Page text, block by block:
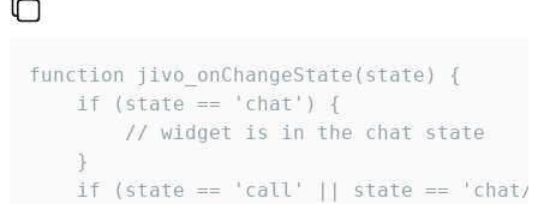
function jivo_onChangeState(state) {
    if (state == 'chat') {
        // widget is in the chat state
    }
if (state == 'call' || state ==